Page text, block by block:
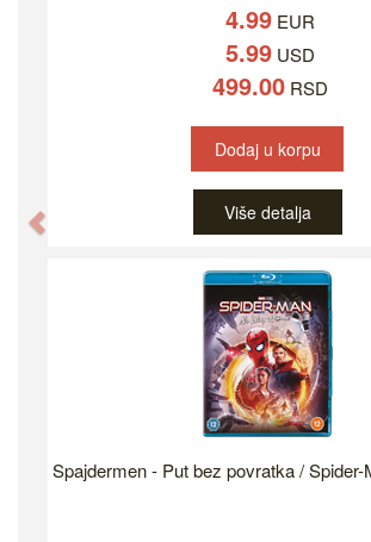
4.99 EUR
5.99 USD
499.00 RSD
Dodaj u korpu
Više detalja
Spajdermen - Put bez povratka / Spider-